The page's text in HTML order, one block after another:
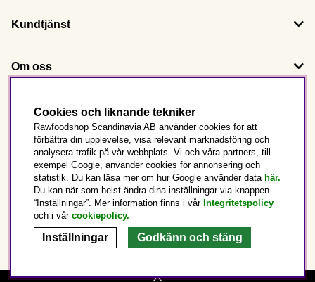
Kundtjänst
Om oss
Följ oss
Det här är Rawfoodshop
Sverige
Cookies och liknande tekniker
Rawfoodshop Scandinavia AB använder cookies för att
förbättra din upplevelse, visa relevant marknadsföring och
analysera trafik på vår webbplats. Vi och våra partners, till
exempel Google, använder cookies för annonsering och
statistik. Du kan läsa mer om hur Google använder data här.
Du kan när som helst ändra dina inställningar via knappen
“Inställningar”. Mer information finns i vår Integritetspolicy
och i vår cookiepolicy.
Inställningar Godkänn och stäng